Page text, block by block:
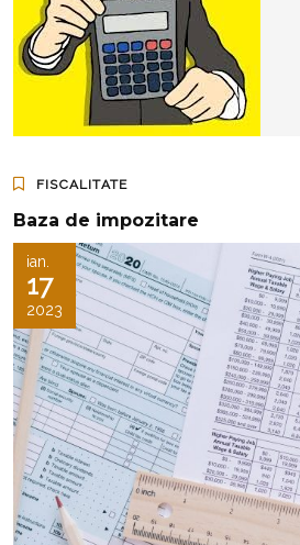
FISCALITATE
Baza de impozitare
ian.
17
2023